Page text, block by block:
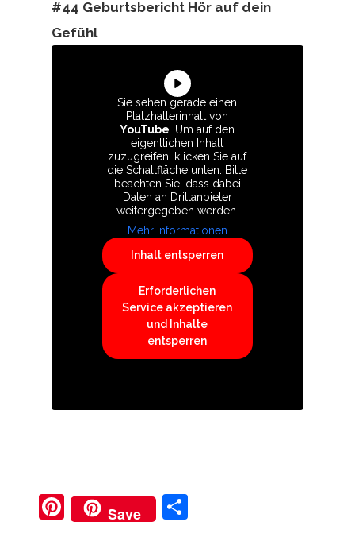
#44 Geburtsbericht Hör auf dein
Gefühl
Sie sehen gerade einen
Platzhalterinhalt von
YouTube . Um auf den
eigentlichen Inhalt
zuzugreifen, klicken Sie auf
die Schaltfläche unten. Bitte
beachten Sie, dass dabei
Daten an Drittanbieter
weitergegeben werden.
Mehr Informationen
Inhalt entsperren
Erforderlichen
Service akzeptieren
und Inhalte
entsperren
Pi
Save
T